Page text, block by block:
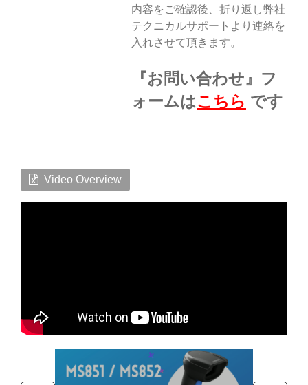
内容をご確認後、折り返し弊社
テクニカルサポートより連絡を
入れさせて頂きます。
『お問い合わせ』フ
ォームはこちら です
Video Overview